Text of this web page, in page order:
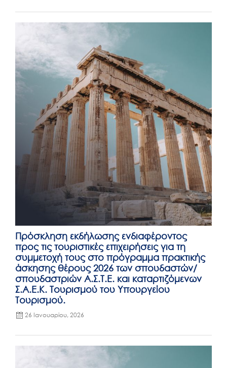
Πρόσκληση εκδήλωσης ενδιαφέροντος
προς τις τουριστικές επιχειρήσεις για τη
συμμετοχή τους στο πρόγραμμα πρακτικής
άσκησης θέρους 2026 των σπουδαστών/
σπουδαστριών Α.Σ.Τ.Ε. και καταρτιζόμενων
Σ.Α.Ε.Κ. Τουρισμού του Υπουργείου
Τουρισμού.
26 Ιανουαρίου, 2026